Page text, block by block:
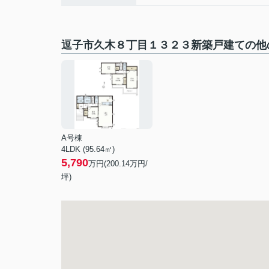
逗子市久木８丁目１３２３新築戸建ての
A号棟
4LDK (95.64㎡)
5,790万円(200.14万円/
坪)